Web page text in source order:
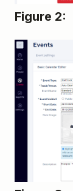
Figure 2: